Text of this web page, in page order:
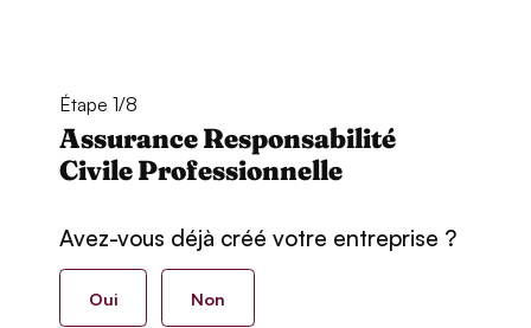
Étape 1/8
Assurance Responsabilité
Civile Professionnelle
Avez-vous déjà créé votre entreprise ?
Oui Non